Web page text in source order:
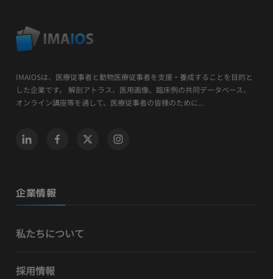
IMAIOSは、医療従事者と動物医療従事者を支援・養成することを目的と
した企業です。 解剖アトラス、医用画像、臨床例の共同データベース、
オンライン講座等を通して、医療従事者の皆様のために...
企業情報
私たちについて
採用情報